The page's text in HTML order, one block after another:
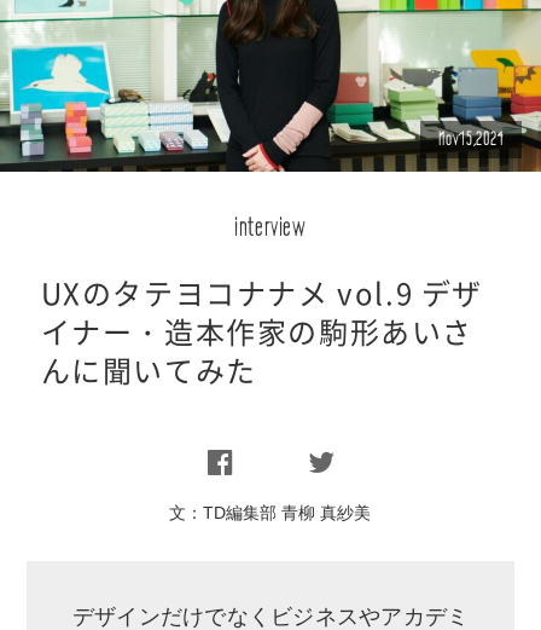
Nov15,2024
interview
UXのタテヨコナナメ vol.9 デザ
イナー・造本作家の駒形あいさ
んに聞いてみた
文：TD編集部 青柳 真紗美
デザインだけでなくビジネスやアカデミ